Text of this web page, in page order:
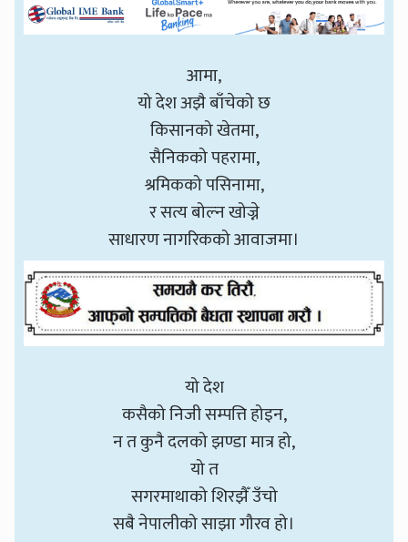
आमा,
यो देश अझै बाँचेको छ
किसानको खेतमा,
सैनिकको पहरामा,
श्रमिकको पसिनामा,
र सत्य बोल्न खोज्ने
साधारण नागरिकको आवाजमा।
यो देश
कसैको निजी सम्पत्ति होइन,
न त कुनै दलको झण्डा मात्र हो,
यो त
सगरमाथाको शिरझैँ उँचो
सबै नेपालीको साझा गौरव हो।